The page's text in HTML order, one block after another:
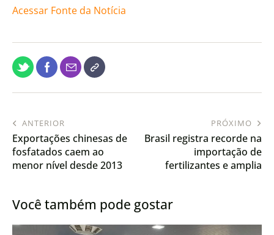
Acessar Fonte da Notícia
ANTERIOR
Exportações chinesas de
fosfatados caem ao
menor nível desde 2013
PRÓXIMO
Brasil registra recorde na
importação de
fertilizantes e amplia
Você também pode gostar